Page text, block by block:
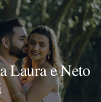
Laura e Neto